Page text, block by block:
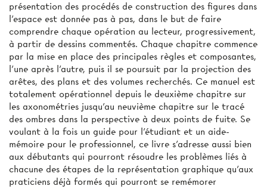
présentation des procédés de construction des figures dans
l'espace est donnée pas à pas, dans le but de faire
comprendre chaque opération au lecteur, progressivement,
à partir de dessins commentés. Chaque chapitre commence
par la mise en place des principales règles et composantes,
l'une après l'autre, puis il se poursuit par la projection des
arêtes, des plans et des volumes recherchés. Ce manuel est
totalement opérationnel depuis le deuxième chapitre sur
les axonométries jusqu'au neuvième chapitre sur le tracé
des ombres dans la perspective à deux points de fuite. Se
voulant à la fois un guide pour l'étudiant et un aide-
mémoire pour le professionnel, ce livre s'adresse aussi bien
aux débutants qui pourront résoudre les problèmes liés à
chacune des étapes de la représentation graphique qu'aux
praticiens déjà formés qui pourront se remémorer